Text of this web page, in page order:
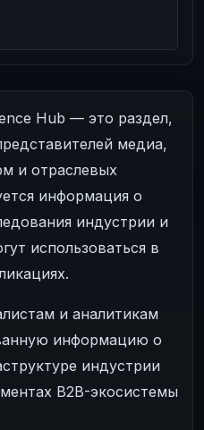
Hub — это раздел,
медиа,
и отраслевых
информация о
индустрии и
использоваться в
и аналитикам
информацию о
индустрии
B2B-экосистемы